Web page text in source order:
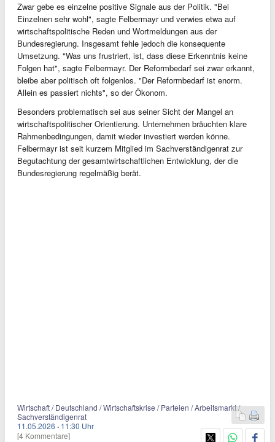
Zwar gebe es einzelne positive Signale aus der Politik. "Bei
Einzelnen sehr wohl", sagte Felbermayr und verwies etwa auf
wirtschaftspolitische Reden und Wortmeldungen aus der
Bundesregierung. Insgesamt fehle jedoch die konsequente
Umsetzung. "Was uns frustriert, ist, dass diese Erkenntnis keine
Folgen hat", sagte Felbermayr. Der Reformbedarf sei zwar erkannt,
bleibe aber politisch oft folgenlos. "Der Reformbedarf ist enorm.
Allein es passiert nichts", so der Ökonom.
Besonders problematisch sei aus seiner Sicht der Mangel an
wirtschaftspolitischer Orientierung. Unternehmen bräuchten klare
Rahmenbedingungen, damit wieder investiert werden könne.
Felbermayr ist seit kurzem Mitglied im Sachverständigenrat zur
Begutachtung der gesamtwirtschaftlichen Entwicklung, der die
Bundesregierung regelmäßig berät.
Wirtschaft / Deutschland / Wirtschaftskrise / Parteien / Arbeitsmarkt /
Sachverständigenrat
11.05.2026 · 11:30 Uhr
[4 Kommentare]